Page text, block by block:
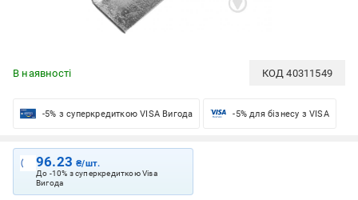
В наявності КОД40311549
-5% з суперкредиткою VISA Вигода -5% для бізнесу з VISA
96.23₴/шт.
До -10% з суперкредиткою Visa
Вигода